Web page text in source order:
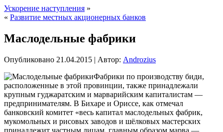
Ускорение наступления »
« Развитие местных акционерных банков
Маслодельные фабрики
Опубликовано 21.04.2015 | Автор: Androzius
Фабрики по производству биди,
расположенные в этой провинции, также принадлежали
крупным гуджаратским и марварийским капиталистам —
предпринимателям. В Бихаре и Ориссе, как отмечал
банковский комитет «весь капитал маслодельных фабрик,
мукомольных и рисовых заводов и шёлковых мастерских
принадлежит частным лицам, главным образом марва —